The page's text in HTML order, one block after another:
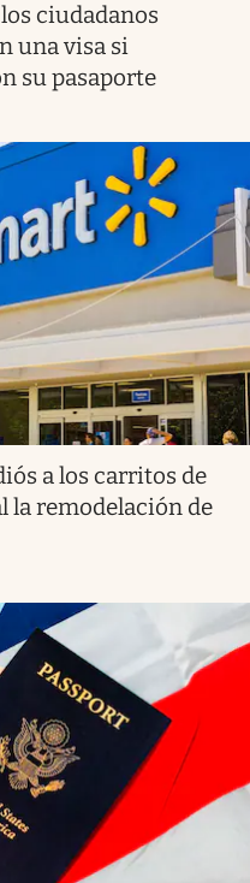
ciudadanos
una visa si
su pasaporte
a los carritos de
la remodelación de